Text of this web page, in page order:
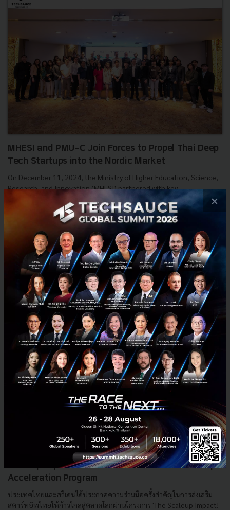
MHESI and PMU-C Join Forces to Propel Thai Deep
Tech Startups into the Nordic Market
On December 11, 2024, the Ministry of Higher Education, Science,
Research, and Innovation (MHESI) partnered with key
collaborators to launch the "OKRs Workshop: From Epicenter to
innovation ThailandStartup
the-scaleup-impact!-thailand-sweden-global-startup-acceleration-program
ไทย-สวีเดน ผนึกกำลังเร่งเครื่อง Startup สู่เวทีโลก ด้วย The
Scaleup Impact! Thailand-Sweden Global Startup
Acceleration Program
ประเทศไทยและสวีเดนได้ประกาศความร่วมมือครั้งสำคัญในการส่งเสริม
สตาร์ทอัพไทยให้ก้าวไกลสู่ตลาดโลกผ่านโครงการ 'The Scaleup Impact!
×